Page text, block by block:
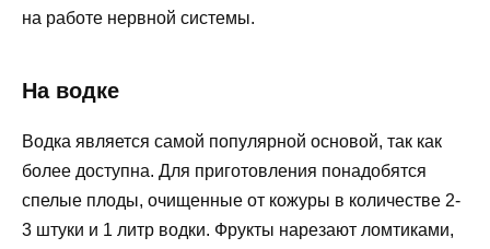
на работе нервной системы.
На водке
Водка является самой популярной основой, так как
более доступна. Для приготовления понадобятся
спелые плоды, очищенные от кожуры в количестве 2-
3 штуки и 1 литр водки. Фрукты нарезают ломтиками,